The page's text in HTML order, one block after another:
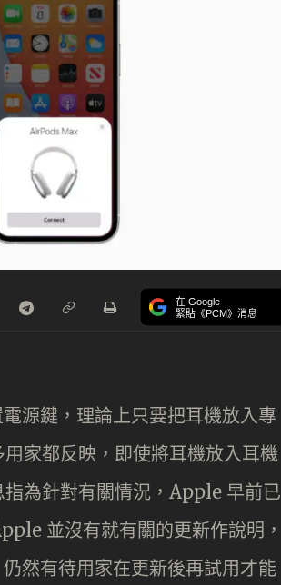
在 Google
緊貼《PCM》消息
源鍵，理論上只要把耳機放入專
家都反映，即使將耳機放入耳機
為針對有關情況，Apple 早前已
並沒有就有關的更新作說明，
然有待用家在更新後再試用才能